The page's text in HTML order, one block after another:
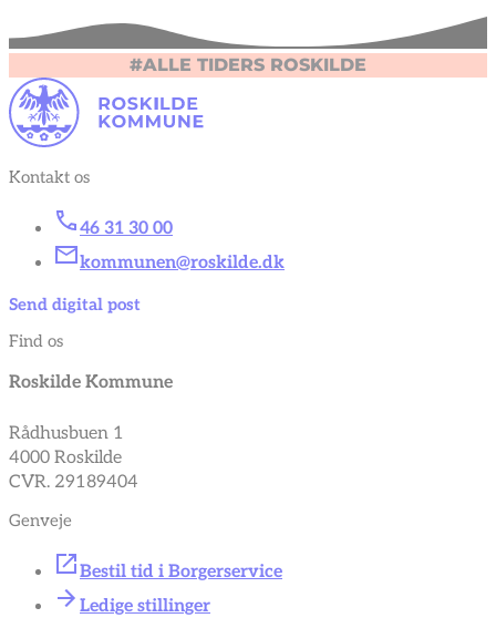
#ALLE TIDERS ROSKILDE
Kontakt os
46 31 30 00
kommunen@roskilde.dk
Send digital post
Find os
Roskilde Kommune
Rådhusbuen 1
4000 Roskilde
CVR. 29189404
Genveje
Bestil tid i Borgerservice
Ledige stillinger